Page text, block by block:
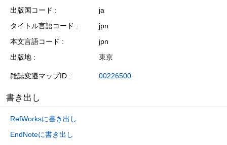
出版国コード
ja
タイトル言語コード
jpn
本文言語コード
jpn
出版地
東京
雑誌変遷マップID 00226500
書き出し
RefWorksに書き出し
EndNoteに書き出し